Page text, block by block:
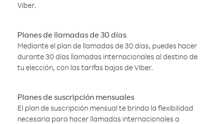
Viber.
Planes de llamadas de 30 días
Mediante el plan de llamadas de 30 días, puedes hacer
durante 30 días llamadas internacionales al destino de
tu elección, con las tarifas bajas de Viber.
Planes de suscripción mensuales
El plan de suscripción mensual te brinda la flexibilidad
necesaria para hacer llamadas internacionales a